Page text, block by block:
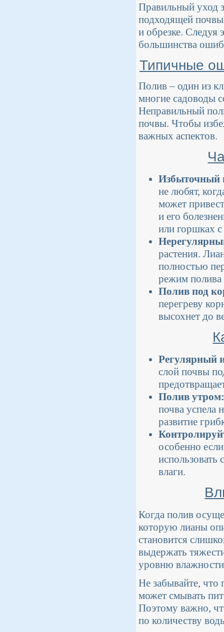
Правильный уход
подходящей
и обрезке. Следуя
большинства
Типичные
Полив – один из
многие садоводы
Неправильный
почвы. Чтобы
важных аспектов.
Избыточный
не любят,
может
и его
или горшках
растения.
полностью
режим полива
Полив под
перегреву
высохнет до
Регулярный
слой почвы
Полив утром:
почва успела
развитие
особенно
использовать
влаги.
Когда полив
которую лианы
становится
выдержать
уровню
Не забывайте, что
может смывать
Поэтому важно,
по количеству